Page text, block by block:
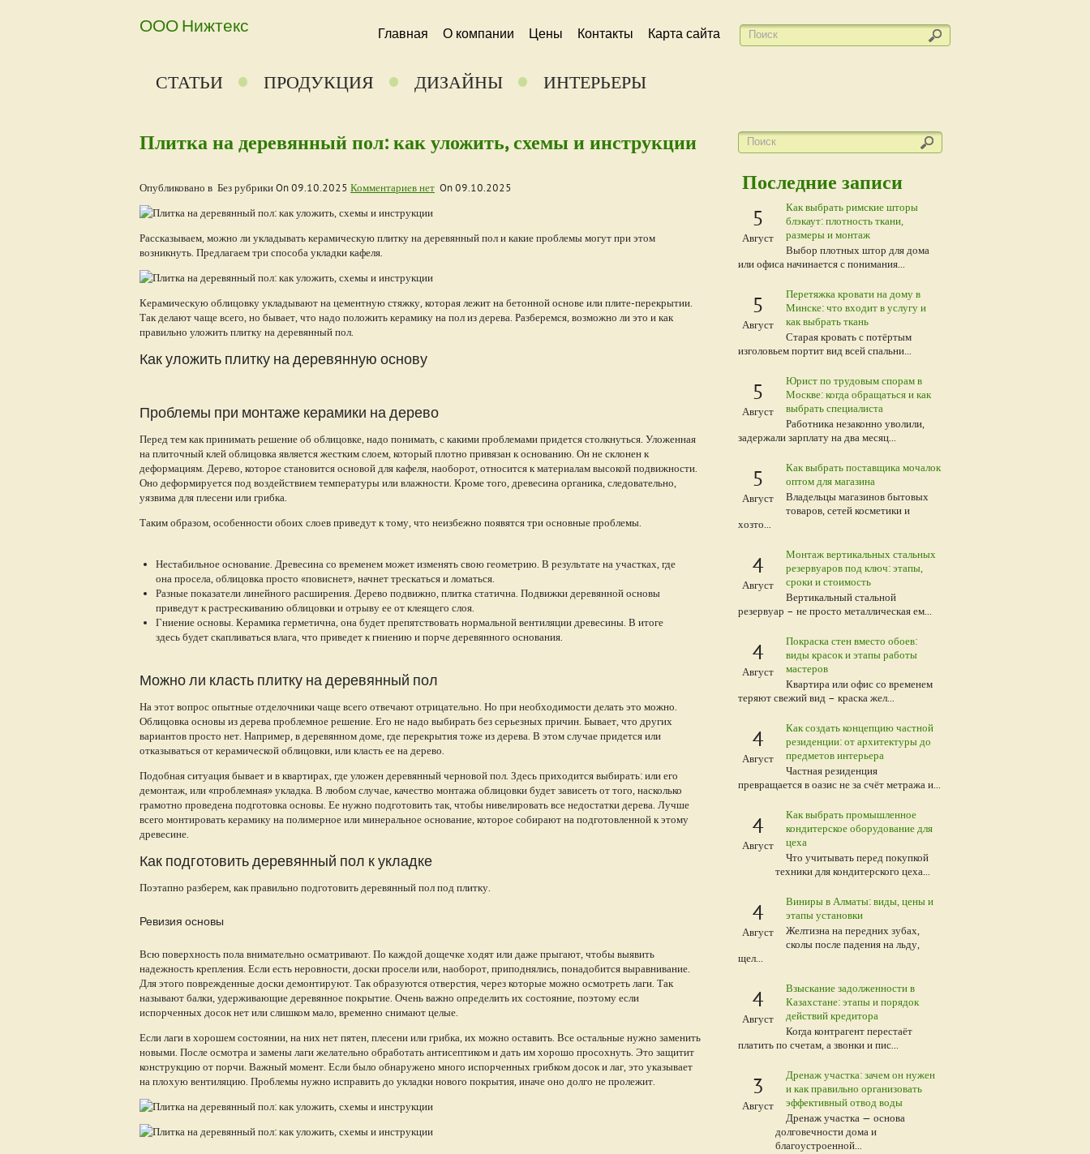
ООО Нижтекс Главная О компании Цены Контакты Карта сайта
СТАТЬИ ПРОДУКЦИЯ ДИЗАЙНЫ ИНТЕРЬЕРЫ
Последние записи
5
Август
Как выбрать римские шторы
блэкаут: плотность ткани,
размеры и монтаж
Выбор плотных штор для дома
или офиса начинается с понимания...
5
Август
Перетяжка кровати на дому в
Минске: что входит в услугу и
как выбрать ткань
Старая кровать с потёртым
изголовьем портит вид всей спальни...
5
Август
Юрист по трудовым спорам в
Москве: когда обращаться и как
выбрать специалиста
Работника незаконно уволили,
задержали зарплату на два месяц...
5
Август
Как выбрать поставщика мочалок
оптом для магазина
Владельцы магазинов бытовых
товаров, сетей косметики и
хозто...
4
Август
Монтаж вертикальных стальных
резервуаров под ключ: этапы,
сроки и стоимость
Вертикальный стальной
резервуар – не просто металлическая ем...
4
Август
Покраска стен вместо обоев:
виды красок и этапы работы
мастеров
Квартира или офис со временем
теряют свежий вид – краска жел...
4
Август
Как создать концепцию частной
резиденции: от архитектуры до
предметов интерьера
Частная резиденция
превращается в оазис не за счёт метража и...
4
Август
Как выбрать промышленное
кондитерское оборудование для
цеха
Что учитывать перед покупкой
техники для кондитерского цеха...
4
Август
Виниры в Алматы: виды, цены и
этапы установки
Желтизна на передних зубах,
сколы после падения на льду,
щел...
4
Август
Взыскание задолженности в
Казахстане: этапы и порядок
действий кредитора
Когда контрагент перестаёт
платить по счетам, а звонки и пис...
3
Август
Дренаж участка: зачем он нужен
и как правильно организовать
эффективный отвод воды
Дренаж участка — основа
долговечности дома и
благоустроенной...
Плитка на деревянный пол: как уложить, схемы и инструкции
Опубликовано в Без рубрики On09.10.2025 Комментариев нет On09.10.2025
Рассказываем, можно ли укладывать керамическую плитку на деревянный пол и какие проблемы могут при этом
возникнуть. Предлагаем три способа укладки кафеля.
Керамическую облицовку укладывают на цементную стяжку, которая лежит на бетонной основе или плите-перекрытии.
Так делают чаще всего, но бывает, что надо положить керамику на пол из дерева. Разберемся, возможно ли это и как
правильно уложить плитку на деревянный пол.
Как уложить плитку на деревянную основу
Проблемы при монтаже керамики на дерево
Перед тем как принимать решение об облицовке, надо понимать, с какими проблемами придется столкнуться. Уложенная
на плиточный клей облицовка является жестким слоем, который плотно привязан к основанию. Он не склонен к
деформациям. Дерево, которое становится основой для кафеля, наоборот, относится к материалам высокой подвижности.
Оно деформируется под воздействием температуры или влажности. Кроме того, древесина органика, следовательно,
уязвима для плесени или грибка.
Таким образом, особенности обоих слоев приведут к тому, что неизбежно появятся три основные проблемы.
Нестабильное основание. Древесина со временем может изменять свою геометрию. В результате на участках, где
она просела, облицовка просто «повиснет», начнет трескаться и ломаться.
Разные показатели линейного расширения. Дерево подвижно, плитка статична. Подвижки деревянной основы
приведут к растрескиванию облицовки и отрыву ее от клеящего слоя.
Гниение основы. Керамика герметична, она будет препятствовать нормальной вентиляции древесины. В итоге
здесь будет скапливаться влага, что приведет к гниению и порче деревянного основания.
Можно ли класть плитку на деревянный пол
На этот вопрос опытные отделочники чаще всего отвечают отрицательно. Но при необходимости делать это можно.
Облицовка основы из дерева проблемное решение. Его не надо выбирать без серьезных причин. Бывает, что других
вариантов просто нет. Например, в деревянном доме, где перекрытия тоже из дерева. В этом случае придется или
отказываться от керамической облицовки, или класть ее на дерево.
Подобная ситуация бывает и в квартирах, где уложен деревянный черновой пол. Здесь приходится выбирать: или его
демонтаж, или «проблемная» укладка. В любом случае, качество монтажа облицовки будет зависеть от того, насколько
грамотно проведена подготовка основы. Ее нужно подготовить так, чтобы нивелировать все недостатки дерева. Лучше
всего монтировать керамику на полимерное или минеральное основание, которое собирают на подготовленной к этому
древесине.
Как подготовить деревянный пол к укладке
Поэтапно разберем, как правильно подготовить деревянный пол под плитку.
Ревизия основы
Всю поверхность пола внимательно осматривают. По каждой дощечке ходят или даже прыгают, чтобы выявить
надежность крепления. Если есть неровности, доски просели или, наоборот, приподнялись, понадобится выравнивание.
Для этого поврежденные доски демонтируют. Так образуются отверстия, через которые можно осмотреть лаги. Так
называют балки, удерживающие деревянное покрытие. Очень важно определить их состояние, поэтому если
испорченных досок нет или слишком мало, временно снимают целые.
Если лаги в хорошем состоянии, на них нет пятен, плесени или грибка, их можно оставить. Все остальные нужно заменить
новыми. После осмотра и замены лаги желательно обработать антисептиком и дать им хорошо просохнуть. Это защитит
конструкцию от порчи. Важный момент. Если было обнаружено много испорченных грибком досок и лаг, это указывает
на плохую вентиляцию. Проблемы нужно исправить до укладки нового покрытия, иначе оно долго не пролежит.